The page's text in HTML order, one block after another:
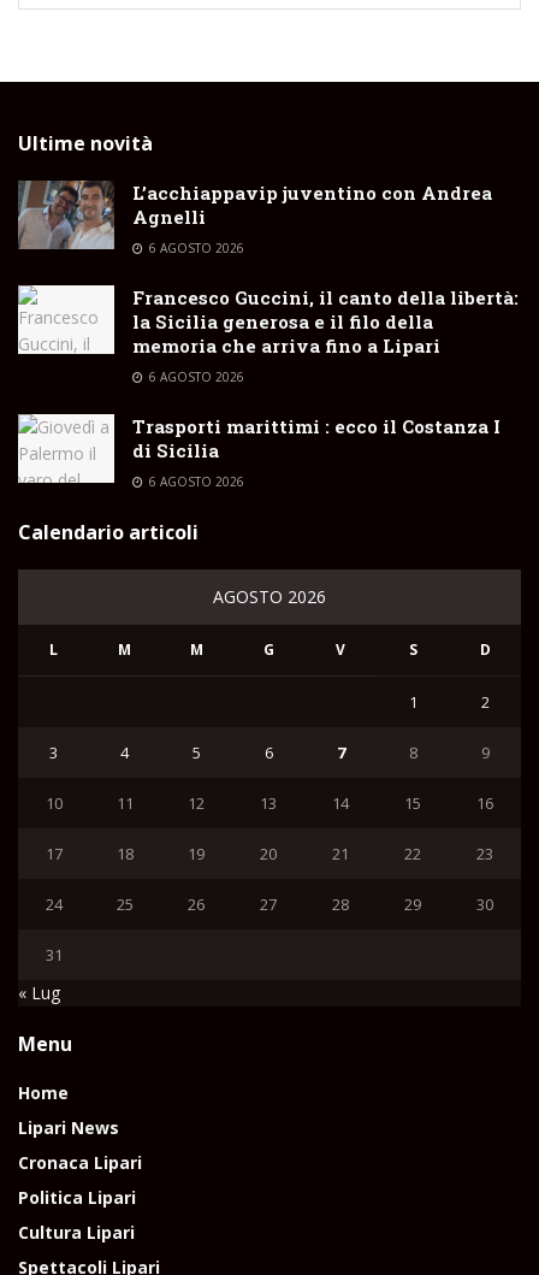
Ultime novità
L’acchiappavip juventino con Andrea
Agnelli
6 AGOSTO 2026
Francesco Guccini, il canto della libertà:
la Sicilia generosa e il filo della
memoria che arriva fino a Lipari
6 AGOSTO 2026
Trasporti marittimi : ecco il Costanza I
di Sicilia
6 AGOSTO 2026
Calendario articoli
AGOSTO 2026
L M M G V S D
1 2
3 4 5 6 7 8 9
10 11 12 13 14 15 16
17 18 19 20 21 22 23
24 25 26 27 28 29 30
31
« Lug
Menu
Home
Lipari News
Cronaca Lipari
Politica Lipari
Cultura Lipari
Spettacoli Lipari